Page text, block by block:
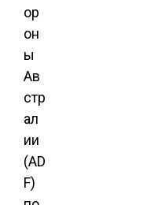
ор
он
ы
Ав
стр
ал
ии
(AD
F)